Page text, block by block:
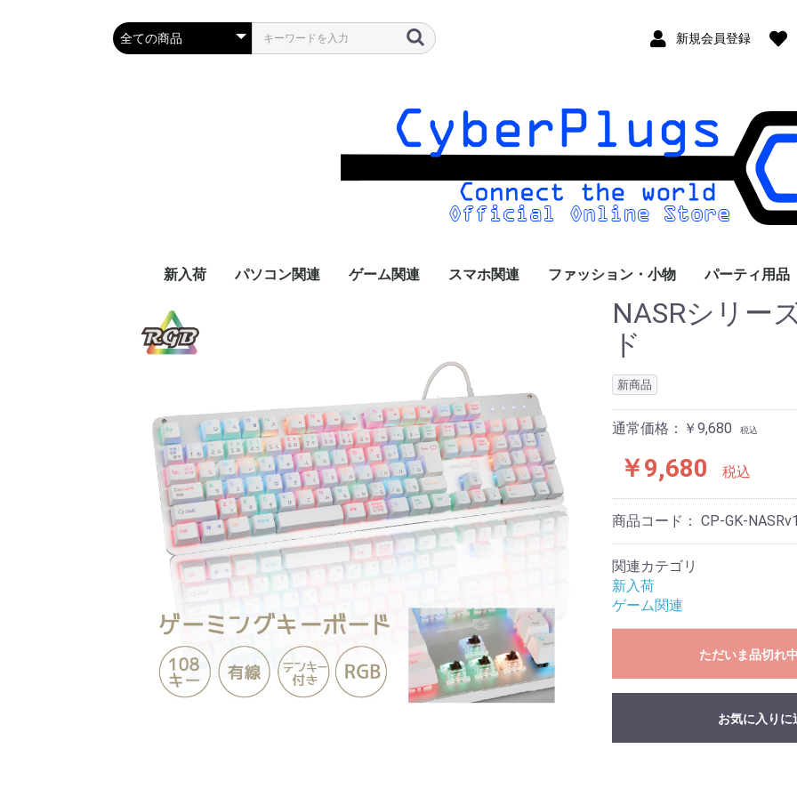
新規会員登録
新入荷 パソコン関連 ゲーム関連 スマホ関連 ファッション・小物 パーティ用品
NASRシリー
ド
新商品
通常価格：￥9,680 税込
￥9,680 税込
商品コード： CP-GK-
関連カテゴリ
新入荷
ゲーム関連
ただいま品切れ中
お気に入りに